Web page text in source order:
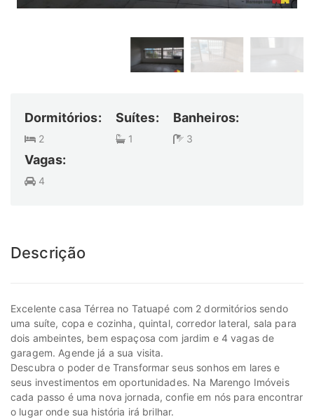
Dormitórios:
2
Suítes:
1
Banheiros:
3
Vagas:
4
Descrição
Excelente casa Térrea no Tatuapé com 2 dormitórios sendo
uma suíte, copa e cozinha, quintal, corredor lateral, sala para
dois ambeintes, bem espaçosa com jardim e 4 vagas de
garagem. Agende já a sua visita.
Descubra o poder de Transformar seus sonhos em lares e
seus investimentos em oportunidades. Na Marengo Imóveis
cada passo é uma nova jornada, confie em nós para encontrar
o lugar onde sua história irá brilhar.